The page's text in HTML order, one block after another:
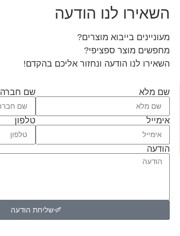
השאירו לנו הודעה
מעוניינים בייבוא מוצרים?
מחפשים מוצר ספציפי?
השאירו לנו הודעה ונחזור אליכם בהקדם!
שם מלא שם חברה
אימייל טלפון
הודעה
שליחת הודעה